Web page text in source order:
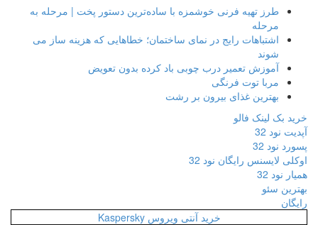
طرز تهیه فرنی خوشمزه با ساده‌ترین دستور پخت | مرحله به
مرحله
اشتباهات رایج در نمای ساختمان؛ خطاهایی که هزینه ساز می
شوند
آموزش تعمیر درب چوبی باد کرده بدون تعویض
مربا توت فرنگی
بهترین غذای بیرون بر رشت
خرید بک لینک فالو
آپدیت نود 32
پسورد نود 32
اوکلی لایسنس رایگان نود 32
همیار نود 32
بهترین سئو
رایگان
خرید آنتی ویروس Kaspersky